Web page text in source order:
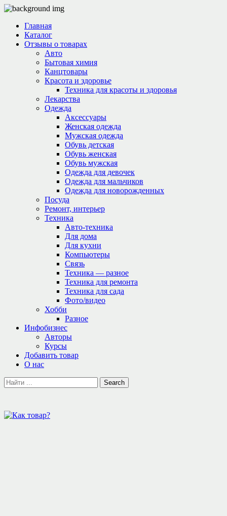
Главная
Каталог
Отзывы о товарах
Авто
Бытовая химия
Канцтовары
Красота и здоровье
Техника для красоты и здоровья
Лекарства
Одежда
Аксессуары
Женская одежда
Мужская одежда
Обувь детская
Обувь женская
Обувь мужская
Одежда для девочек
Одежда для мальчиков
Одежда для новорожденных
Посуда
Ремонт, интерьер
Техника
Авто-техника
Для дома
Для кухни
Компьютеры
Связь
Техника — разное
Техника для ремонта
Техника для сада
Фото/видео
Хобби
Разное
Инфобизнес
Авторы
Курсы
Добавить товар
О нас